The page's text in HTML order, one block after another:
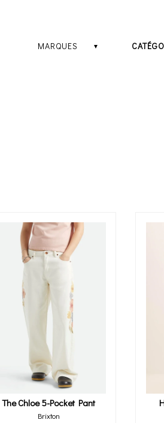
MARQUES
The Chloe 5-Pocket Pant
Brixton